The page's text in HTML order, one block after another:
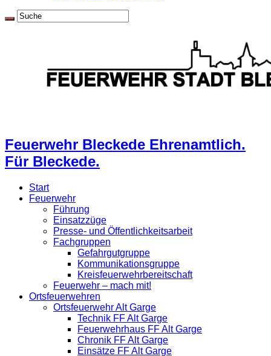
Feuerwehr Bleckede Ehrenamtlich.
Für Bleckede.
Start
Feuerwehr
Führung
Einsatzzüge
Presse- und Öffentlichkeitsarbeit
Fachgruppen
Gefahrgutgruppe
Kommunikationsgruppe
Kreisfeuerwehrbereitschaft
Feuerwehr – mach mit!
Ortsfeuerwehren
Ortsfeuerwehr Alt Garge
Technik FF Alt Garge
Feuerwehrhaus FF Alt Garge
Chronik FF Alt Garge
Einsätze FF Alt Garge